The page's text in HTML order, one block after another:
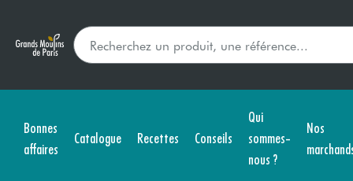
Bonnes
affaires
Catalogue Recettes Conseils
Qui
sommes-
nous ?
Nos